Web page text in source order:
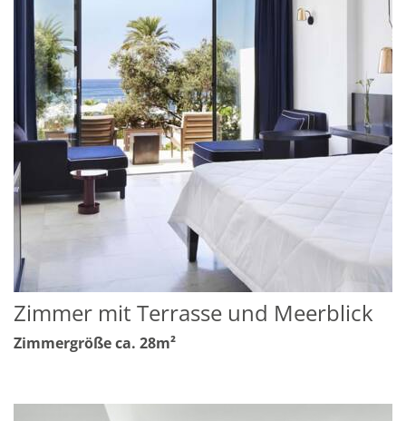
Zimmer mit Terrasse und Meerblick
Zimmergröße ca. 28m²